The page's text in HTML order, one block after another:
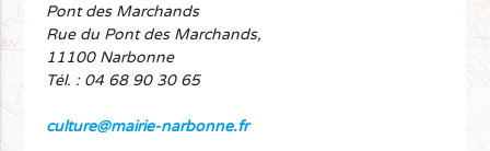
Pont des Marchands
Rue du Pont des Marchands,
11100 Narbonne
Tél. : 04 68 90 30 65
culture@mairie-narbonne.fr